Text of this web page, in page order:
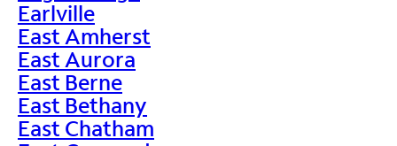
Earlville
East Amherst
East Aurora
East Berne
East Bethany
East Chatham